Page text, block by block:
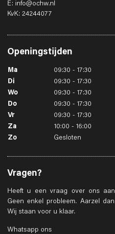
E: info@ochw.nl
KvK: 24244077
Openingstijden
Ma
09:30 - 17:30
Di
09:30 - 17:30
Wo
09:30 - 17:30
Do
09:30 - 17:30
Vr
09:30 - 17:30
Za
10:00 - 16:00
Zo
Gesloten
Vragen?
Heeft u een vraag over ons
Geen enkel probleem. Aarzel
Wij staan voor u klaar.
Whatsapp ons